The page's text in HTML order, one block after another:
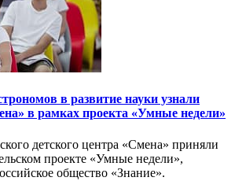
в развитие науки узнали
в рамках проекта «Умные недели»
детского центра «Смена» приняли
проекте «Умные недели»,
общество «Знание».